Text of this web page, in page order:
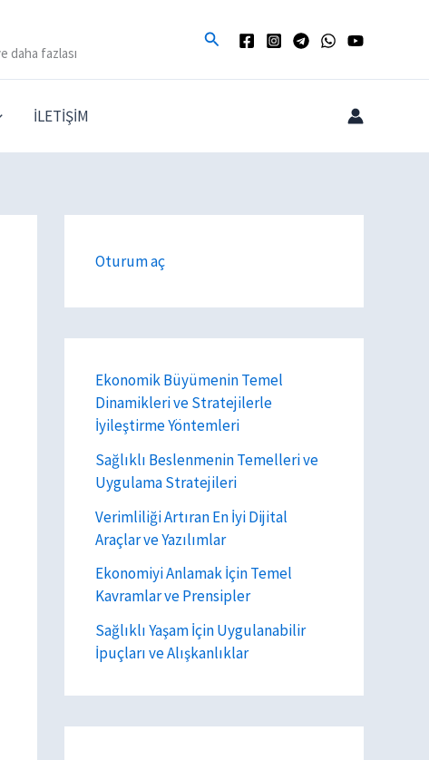
daha fazlası
Arama
İLETİŞİM
Oturum aç
Ekonomik Büyümenin Temel
Dinamikleri ve Stratejilerle
İyileştirme Yöntemleri
Sağlıklı Beslenmenin Temelleri ve
Uygulama Stratejileri
Verimliliği Artıran En İyi Dijital
Araçlar ve Yazılımlar
Ekonomiyi Anlamak İçin Temel
Kavramlar ve Prensipler
Sağlıklı Yaşam İçin Uygulanabilir
İpuçları ve Alışkanlıklar